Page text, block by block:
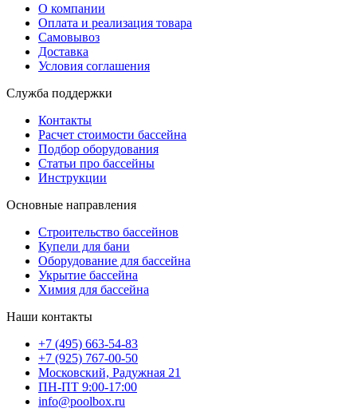
О компании
Оплата и реализация товара
Самовывоз
Доставка
Условия соглашения
Служба поддержки
Контакты
Расчет стоимости бассейна
Подбор оборудования
Статьи про бассейны
Инструкции
Основные направления
Строительство бассейнов
Купели для бани
Оборудование для бассейна
Укрытие бассейна
Химия для бассейна
Наши контакты
+7 (495) 663-54-83
+7 (925) 767-00-50
Московский, Радужная 21
ПН-ПТ 9:00-17:00
info@poolbox.ru